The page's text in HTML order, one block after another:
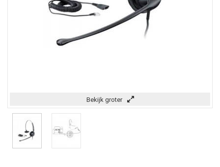
Bekijk groter